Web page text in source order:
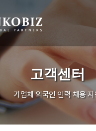
고객센터
기업체 외국인 인력 채용 지